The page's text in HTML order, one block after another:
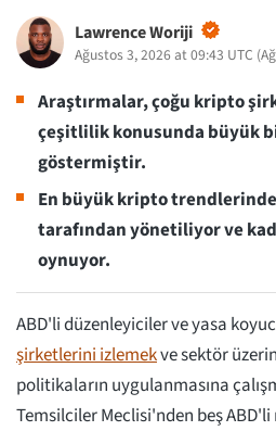
Lawrence Woriji
Ağustos 3, 2026 at 09:43 UTC (
Araştırmalar, çoğu kripto
çeşitlilik konusunda büyük
göstermiştir.
En büyük kripto
tarafından yönetiliyor ve
oynuyor.
ABD'li düzenleyiciler ve yasa
şirketlerini izlemekve sektör
politikaların uygulanmasına
Temsilciler Meclisi'nden beş